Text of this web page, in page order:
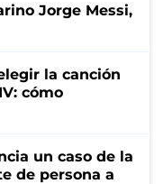
Jorge Messi,
la canción
cómo
un caso de la
de persona a